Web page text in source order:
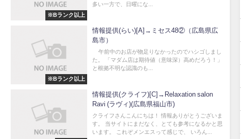
※Bランク以上
多い一方で、日曜にな...
※Bランク以上
情報提供(らい)[A]→ミセス48②（広島県広
島市）
午前中のお店が物足りなかったのでハシゴしまし
た。 「マダム店は期待値（意味深）高めだろう！」
と根拠不明な認識のも...
情報提供(クライフ)[C]→Relaxation salon
Ravi (ラヴィ)(広島県福山市)
クライフさんこんにちは！ 情報ありがとうございま
す。 当サイトにまだなく、とても参考になるかと思
います。 これぞメンエスって感じで、 いろん...